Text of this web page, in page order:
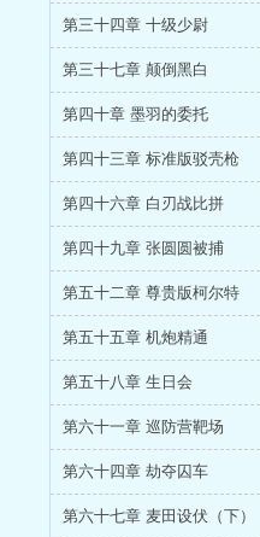
第三十四章 十级少尉
第三十七章 颠倒黑白
第四十章 墨羽的委托
第四十三章 标准版驳壳枪
第四十六章 白刃战比拼
第四十九章 张圆圆被捕
第五十二章 尊贵版柯尔特
第五十五章 机炮精通
第五十八章 生日会
第六十一章 巡防营靶场
第六十四章 劫夺囚车
第六十七章 麦田设伏（下）